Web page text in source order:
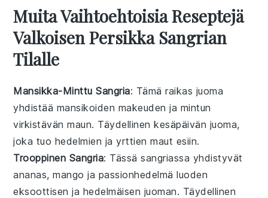
Muita Vaihtoehtoisia Reseptejä
Valkoisen Persikka Sangrian
Tilalle
Mansikka-Minttu Sangria: Tämä raikas juoma
yhdistää mansikoiden makeuden ja mintun
virkistävän maun. Täydellinen kesäpäivän juoma,
joka tuo hedelmien jayrttien maut esiin.
Trooppinen Sangria: Tässäsangriassa yhdistyvät
ananas,mango ja passionhedelmä luoden
eksoottisen ja hedelmäisen juoman. Täydellinen